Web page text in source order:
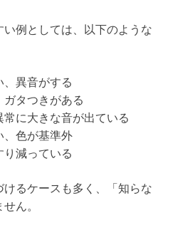
例としては、以下のような
、異音がする
ガタつきがある
常に大きな音が出ている
、色が基準外
り減っている
るケースも多く、「知らな
ん。